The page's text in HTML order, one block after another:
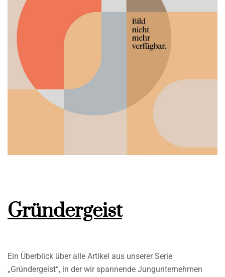
Gründergeist
Ein Überblick über alle Artikel aus unserer Serie
„Gründergeist“, in der wir spannende Jungunternehmen